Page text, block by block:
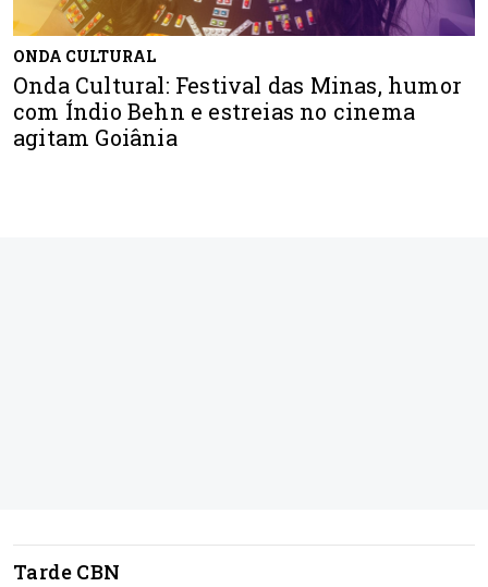
ONDA CULTURAL
Onda Cultural: Festival das Minas, humor
com Índio Behn e estreias no cinema
agitam Goiânia
Tarde CBN